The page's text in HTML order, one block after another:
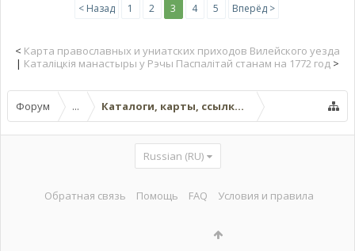
< Назад
1 2 3 4 5 Вперёд >
< Карта православных и униатских приходов Вилейского уезда
| Каталіцкія манастыры у Рэчы Паспалітай станам на 1772 год >
Форум ... Каталоги, карты, ссылки на другие
Russian (RU)
Обратная связь Помощь FAQ Условия и правила